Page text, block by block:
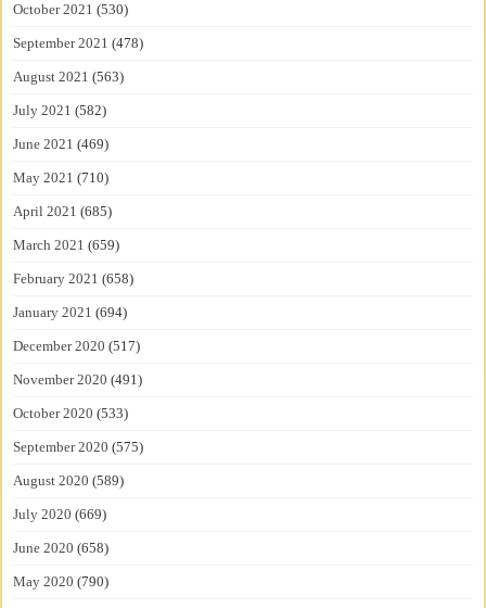
October 2021 (530)
September 2021 (478)
August 2021 (563)
July 2021 (582)
June 2021 (469)
May 2021 (710)
April 2021 (685)
March 2021 (659)
February 2021 (658)
January 2021 (694)
December 2020 (517)
November 2020 (491)
October 2020 (533)
September 2020 (575)
August 2020 (589)
July 2020 (669)
June 2020 (658)
May 2020 (790)